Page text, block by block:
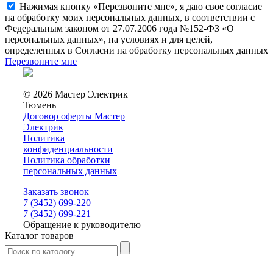
Нажимая кнопку «Перезвоните мне», я даю свое согласие
на обработку моих персональных данных, в соответствии с
Федеральным законом от 27.07.2006 года №152-ФЗ «О
персональных данных», на условиях и для целей,
определенных в Согласии на обработку персональных данных
Перезвоните мне
© 2026 Мастер Электрик
Тюмень
Договор оферты Мастер
Электрик
Политика
конфиденциальности
Политика обработки
персональных данных
Заказать звонок
7 (3452) 699-220
7 (3452) 699-221
Обращение к руководителю
Каталог товаров